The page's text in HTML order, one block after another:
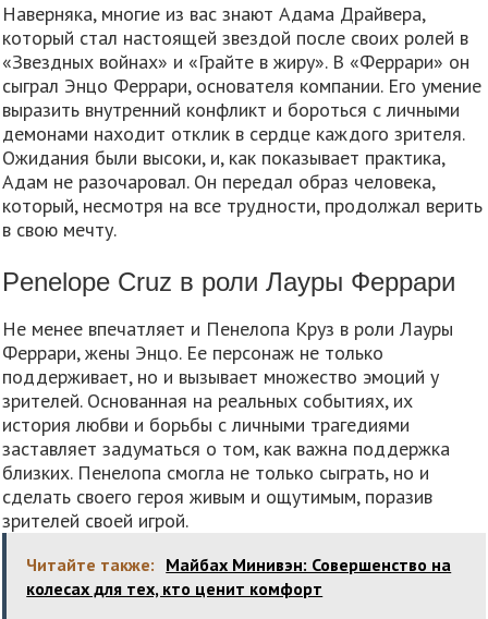
Наверняка, многие из вас знают Адама Драйвера,
который стал настоящей звездой после своих ролей в
«Звездных войнах» и «Грайте в жиру». В «Феррари» он
сыграл Энцо Феррари, основателя компании. Его умение
выразить внутренний конфликт и бороться с личными
демонами находит отклик в сердце каждого зрителя.
Ожидания были высоки, и, как показывает практика,
Адам не разочаровал. Он передал образ человека,
который, несмотря на все трудности, продолжал верить
в свою мечту.
Penelope Cruz в роли Лауры Феррари
Не менее впечатляет и Пенелопа Круз в роли Лауры
Феррари, жены Энцо. Ее персонаж не только
поддерживает, но и вызывает множество эмоций у
зрителей. Основанная на реальных событиях, их
история любви и борьбы с личными трагедиями
заставляет задуматься о том, как важна поддержка
близких. Пенелопа смогла не только сыграть, но и
сделать своего героя живым и ощутимым, поразив
зрителей своей игрой.
Читайте также: Майбах Минивэн: Совершенство на
колесах для тех, кто ценит комфорт